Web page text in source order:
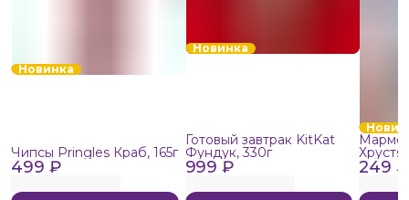
Новинка
499 ₽
Чипсы Pringles Краб, 165г
Новинка
999 ₽
Готовый завтрак KitKat
Фундук, 330г
249 ₽